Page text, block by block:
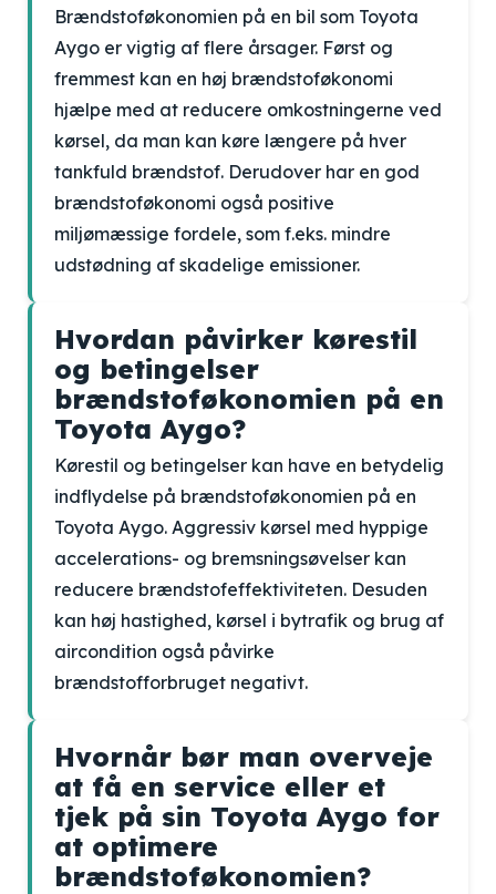
Brændstoføkonomien på en bil som Toyota
Aygo er vigtig af flere årsager. Først og
fremmest kan en høj brændstoføkonomi
hjælpe med at reducere omkostningerne ved
kørsel, da man kan køre længere på hver
tankfuld brændstof. Derudover har en god
brændstoføkonomi også positive
miljømæssige fordele, som f.eks. mindre
udstødning af skadelige emissioner.
Hvordan påvirker kørestil
og betingelser
brændstoføkonomien på en
Toyota Aygo?
Kørestil og betingelser kan have en betydelig
indflydelse på brændstoføkonomien på en
Toyota Aygo. Aggressiv kørsel med hyppige
accelerations- og bremsningsøvelser kan
reducere brændstofeffektiviteten. Desuden
kan høj hastighed, kørsel i bytrafik og brug af
aircondition også påvirke
brændstofforbruget negativt.
Hvornår bør man overveje
at få en service eller et
tjek på sin Toyota Aygo for
at optimere
brændstoføkonomien?